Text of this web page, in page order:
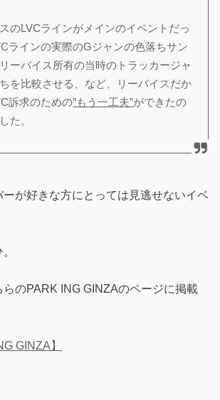
のLVCラインがメインのイベントだっ
ラインの実際のGジャンの色落ちサン
ーバイス所有の当時のトラッカージャ
を比較させる、など、リーバイスだか
訴求のための”もう一工夫”ができたの
た。
が好きな方にとっては見逃せないイベ
のPARK ING GINZAのページに掲載
GINZA】